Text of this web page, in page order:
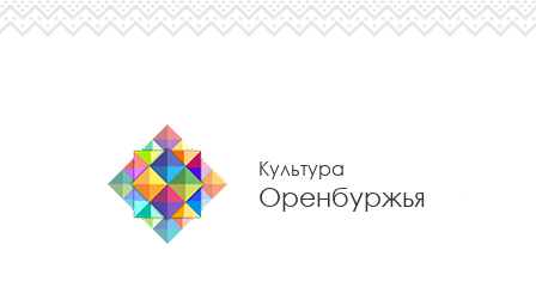
Культура
Оренбуржья